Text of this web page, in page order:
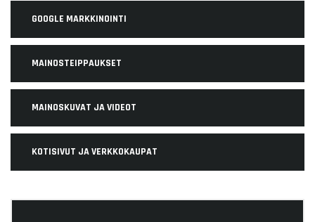
GOOGLE MARKKINOINTI
MAINOSTEIPPAUKSET
MAINOSKUVAT JA VIDEOT
KOTISIVUT JA VERKKOKAUPAT